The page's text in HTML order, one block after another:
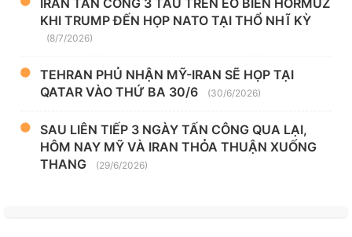
IRAN TẤN CÔNG 3 TÀU TRÊN EO BIỂN HORMUZ
KHI TRUMP ĐẾN HỌP NATO TẠI THỔ NHĨ KỲ
(8/7/2026)
TEHRAN PHỦ NHẬN MỸ-IRAN SẼ HỌP TẠI
QATAR VÀO THỨ BA 30/6
(30/6/2026)
SAU LIÊN TIẾP 3 NGÀY TẤN CÔNG QUA LẠI,
HÔM NAY MỸ VÀ IRAN THỎA THUẬN XUỐNG
THANG
(29/6/2026)